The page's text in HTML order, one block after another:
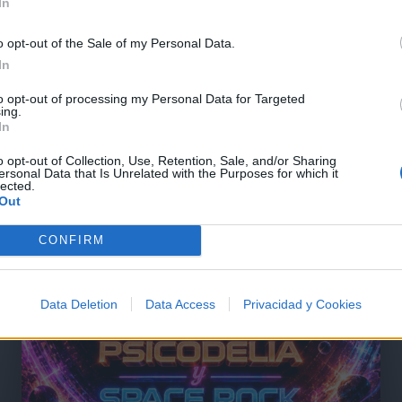
opt-out of the Sale of my Personal Data.
opt-out of processing my Personal Data for Targeted
opt-out of Collection, Use, Retention, Sale, and/or Sharing
Data that Is Unrelated with the Purposes for which it
CONFIRM
Data Deletion Data Access Privacidad y Cookies
@musicapuntocom